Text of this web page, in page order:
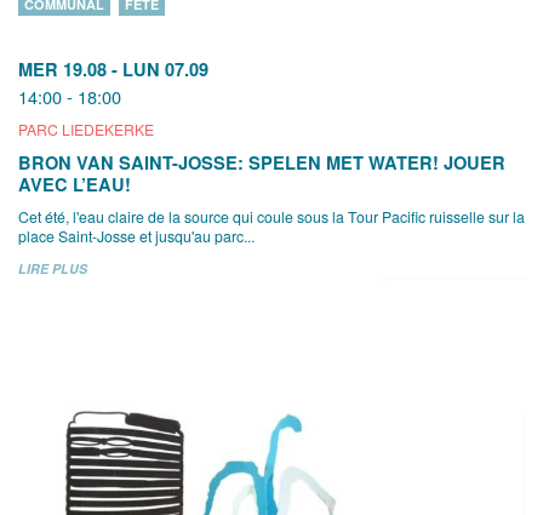
MER 19.08 - LUN 07.09
14:00 - 18:00
PARC LIEDEKERKE
COMMUNAL FÊTE
BRON VAN SAINT-JOSSE: SPELEN MET WATER! JOUER
AVEC L’EAU!
Cet été, l'eau claire de la source qui coule sous la Tour Pacific ruisselle sur la
place Saint-Josse et jusqu'au parc...
LIRE PLUS